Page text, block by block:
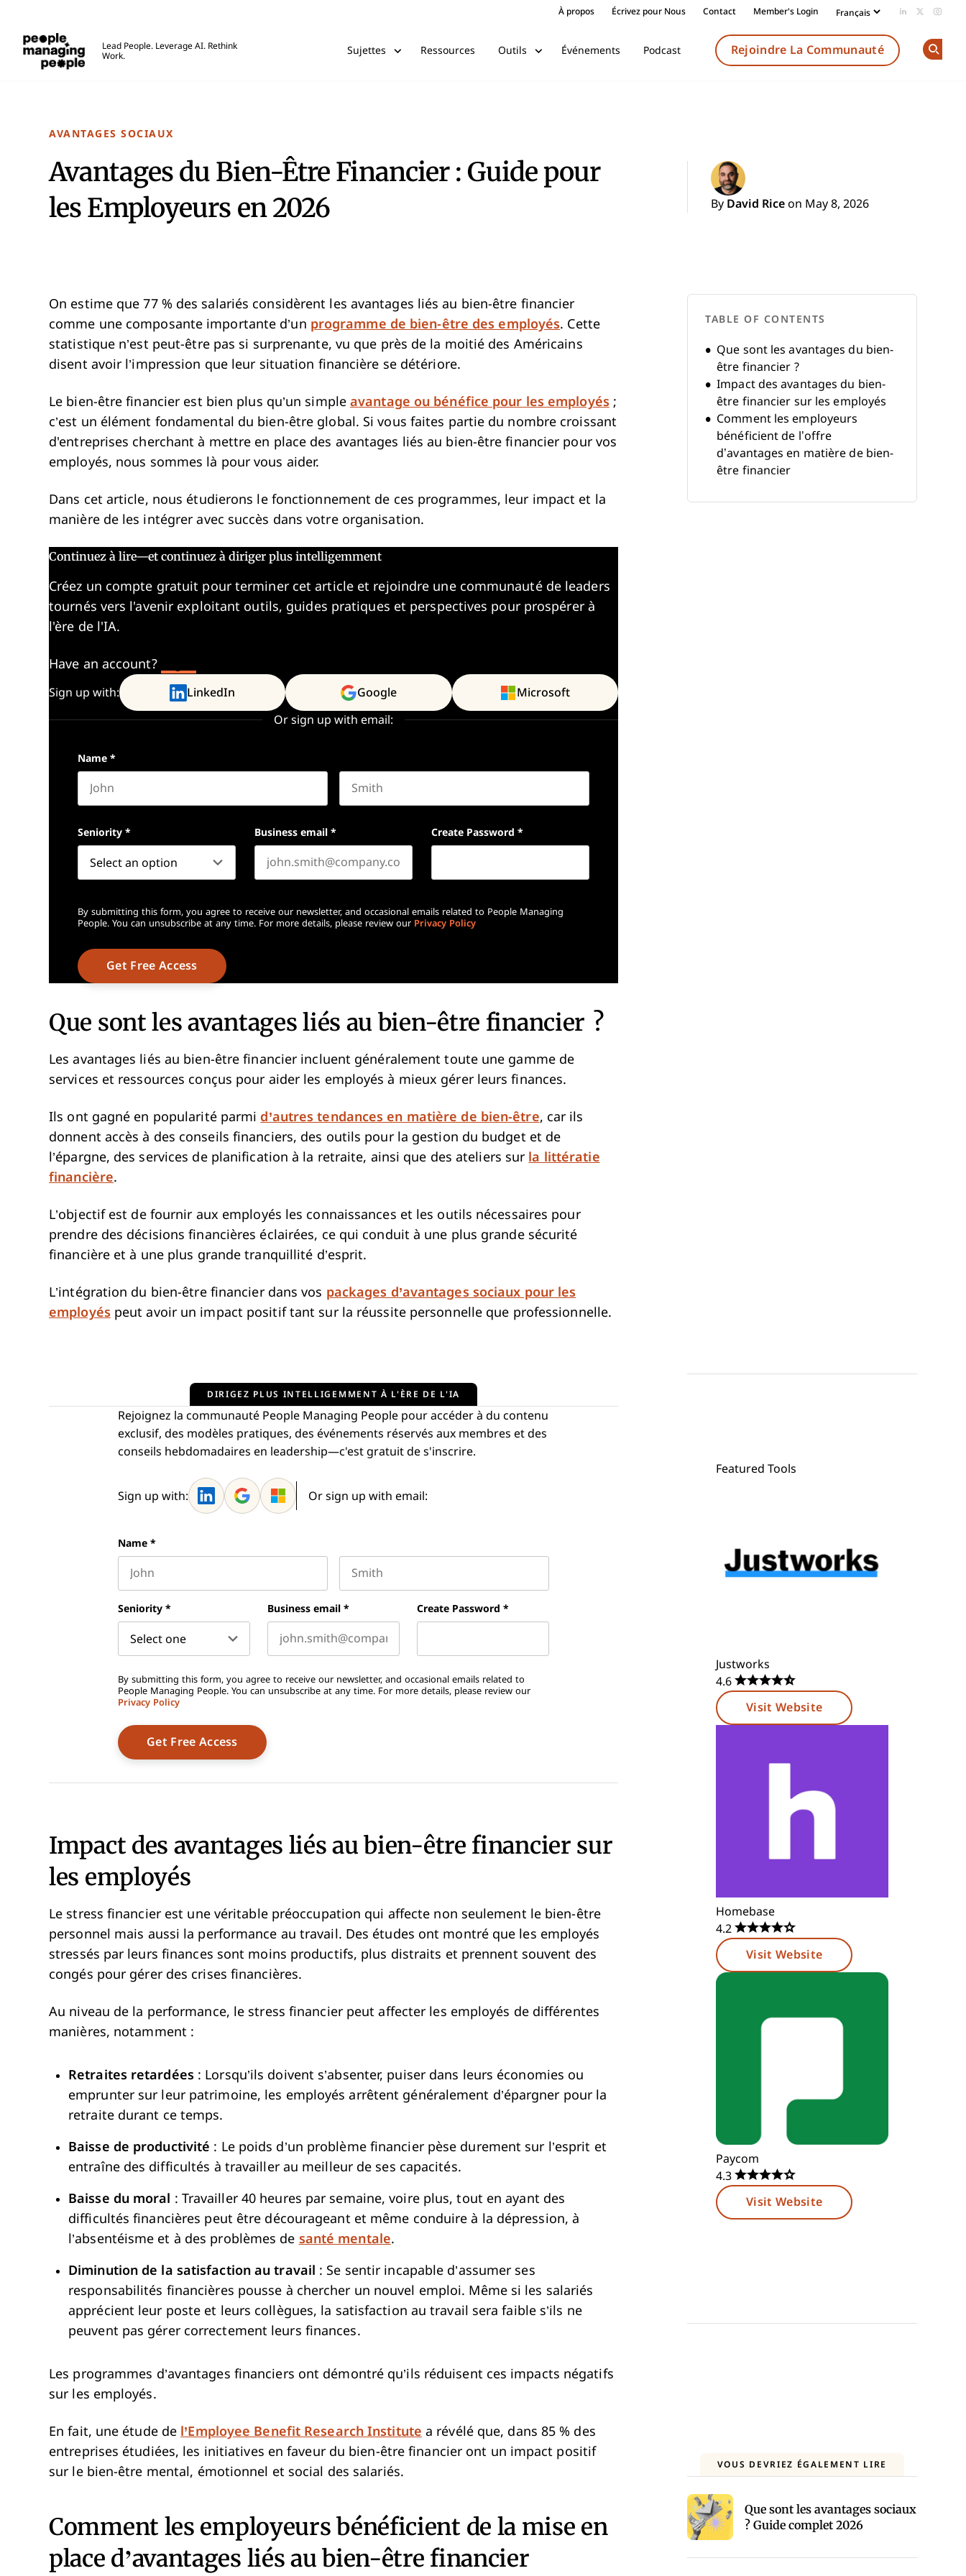
À propos Écrivez pour Nous Contact Member's Login Add us on
Follow
Lead People. Leverage AI. Rethink
Work.
Sujettes Ressources Outils Événements Podcast Rejoindre La Communauté
AVANTAGES SOCIAUX
Avantages du Bien-Être Financier : Guide pour
les Employeurs en 2026
By David Rice on May 8, 2026
On estime que 77 % des salariés considèrent les avantages liés au bien-être financier
comme une composante importante d’un programme de bien-être des employés. Cette
statistique n’est peut-être pas si surprenante, vu que près de la moitié des Américains
disent avoir l’impression que leur situation financière se détériore.
Le bien-être financier est bien plus qu’un simpleavantage ou bénéfice pour les employés ;
c’est un élément fondamental du bien-être global. Si vous faites partie du nombre croissant
d'entreprises cherchant à mettre en place des avantages liés au bien-être financier pour vos
employés, nous sommes là pour vous aider.
Dans cet article, nous étudierons le fonctionnement de ces programmes, leur impact et la
manière de les intégrer avec succès dans votre organisation.
Continuez à lire—et continuez à diriger plus intelligemment
Créez un compte gratuit pour terminer cet article et rejoindre une communauté de leaders
tournés vers l'avenir exploitant outils, guides pratiques et perspectives pour prospérer à
l'ère de l'IA.
Have an account?
Sign up with: LinkedIn Google Microsoft
Or sign up with email:
Name *
Seniority * Business email * Create Password *
By submitting this form, you agree to receive our newsletter, and occasional emails related to People Managing
People. You can unsubscribe at any time. For more details, please review our Privacy Policy
Que sont les avantages liés au bien-être financier ?
Les avantages liés au bien-être financier incluent généralement toute une gamme de
services et ressources conçus pour aider les employés à mieux gérer leurs finances.
Ils ont gagné en popularité parmi d’autres tendances en matière de bien-être, car ils
donnent accès à des conseils financiers, des outils pour la gestion du budget et de
l’épargne, des services de planification à la retraite, ainsi que des ateliers sur la littératie
financière.
L’objectif est de fournir aux employés les connaissances et les outils nécessaires pour
prendre des décisions financières éclairées, ce qui conduit à une plus grande sécurité
financière et à une plus grande tranquillité d’esprit.
L’intégration du bien-être financier dans vos packages d’avantages sociaux pour les
employés peut avoir un impact positif tant sur la réussite personnelle que professionnelle.
DIRIGEZ PLUS INTELLIGEMMENT À L'ÈRE DE L'IA
Rejoignez la communauté People Managing People pour accéder à du contenu
exclusif, des modèles pratiques, des événements réservés aux membres et des
conseils hebdomadaires en leadership—c'est gratuit de s'inscrire.
Sign up with: Or sign up with email:
Name *
Seniority * Business email * Create Password *
By submitting this form, you agree to receive our newsletter, and occasional emails related to
People Managing People. You can unsubscribe at any time. For more details, please review our
Privacy Policy
Impact des avantages liés au bien-être financier sur
les employés
Le stress financier est une véritable préoccupation qui affecte non seulement le bien-être
personnel mais aussi la performance au travail. Des études ont montré que les employés
stressés par leurs finances sont moins productifs, plus distraits et prennent souvent des
congés pour gérer des crises financières.
Au niveau de la performance, le stress financier peut affecter les employés de différentes
manières, notamment :
Retraites retardées : Lorsqu’ils doivent s’absenter, puiser dans leurs économies ou
emprunter sur leur patrimoine, les employés arrêtent généralement d’épargner pour la
retraite durant ce temps.
Baisse de productivité : Le poids d’un problème financier pèse durement sur l’esprit et
entraîne des difficultés à travailler au meilleur de ses capacités.
Baisse du moral
: Travailler 40 heures par semaine, voire plus, tout en ayant des
difficultés financières peut être décourageant et même conduire à la dépression, à
l’absentéisme et à des problèmes de santé mentale.
Diminution de la satisfaction au travail : Se sentir incapable d’assumer ses
responsabilités financières pousse à chercher un nouvel emploi. Même si les salariés
apprécient leur poste et leurs collègues, la satisfaction au travail sera faible s’ils ne
peuvent pas gérer correctement leurs finances.
Les programmes d’avantages financiers ont démontré qu’ils réduisent ces impacts négatifs
sur les employés.
En fait, une étude de l’Employee Benefit Research Institute a révélé que, dans 85 % des
entreprises étudiées, les initiatives en faveur du bien-être financier ont un impact positif
sur le bien-être mental, émotionnel et social des salariés.
Comment les employeurs bénéficient de la mise en
place d’avantages liés au bien-être financier
TABLE OF CONTENTS
Que sont les avantages du bien-
être financier ?
Impact des avantages du bien-
être financier sur les employés
Comment les employeurs
bénéficient de l’offre
d’avantages en matière de bien-
être financier
de bien-être financier sur le lieu
Featured Tools
Justworks
4.6
Visit Website
Homebase
4.2
Visit Website
Paycom
4.3
Visit Website
VOUS DEVRIEZ ÉGALEMENT LIRE
Que sont les avantages sociaux
? Guide complet 2026